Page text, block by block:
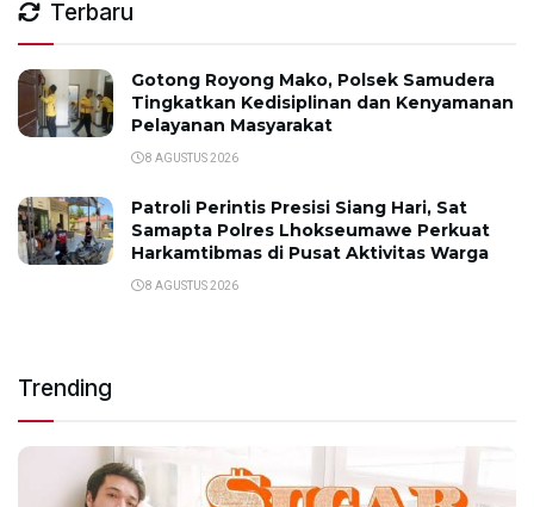
Terbaru
Gotong Royong Mako, Polsek Samudera
Tingkatkan Kedisiplinan dan Kenyamanan
Pelayanan Masyarakat
8 AGUSTUS 2026
Patroli Perintis Presisi Siang Hari, Sat
Samapta Polres Lhokseumawe Perkuat
Harkamtibmas di Pusat Aktivitas Warga
8 AGUSTUS 2026
Trending